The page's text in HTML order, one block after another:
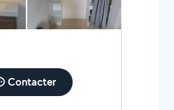
Contacter